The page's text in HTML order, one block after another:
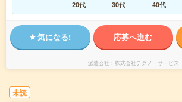
20代
30代 40代
気になる! 応募へ進む
派遣会社 株式会社テクノ・サービス
未読